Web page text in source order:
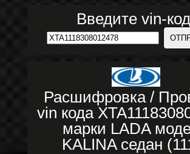
Введите vin-
Расшифровка /
vin кода
марки LADA
KALINA седан